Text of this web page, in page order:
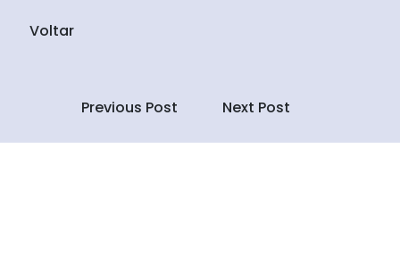
Voltar
Previous Post Next Post